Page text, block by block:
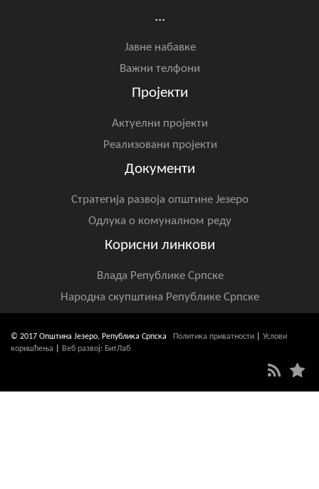
...
Јавне набавке
Важни телфони
Пројекти
Актуелни пројекти
Реализовани пројекти
Документи
Стратегија развоја општине Језеро
Одлука о комуналном реду
Корисни линкови
Влада Републике Српске
Народна скупштина Републике Српске
© 2017 Општина Језеро, Република Српска Политика приватности
Услови
коришћења
Веб развој: БитЛаб